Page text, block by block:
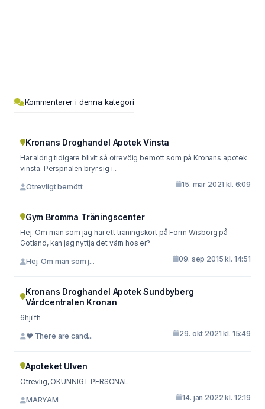
Kommentarer i denna kategori
Kronans Droghandel Apotek Vinsta
Har aldrig tidigare blivit så otrevöig bemött som på Kronans apotek
vinsta. Perspnalen bryr sig i...
Otrevligt bemött 15. mar 2021 kl. 6:09
Gym Bromma Träningscenter
Hej. Om man som jag har ett träningskort på Form Wisborg på
Gotland, kan jag nyttja det värn hos er?
Hej. Om man som j... 09. sep 2015 kl. 14:51
Kronans Droghandel Apotek Sundbyberg
Vårdcentralen Kronan
6hjilfh
❤️ There are cand... 29. okt 2021 kl. 15:49
Apoteket Ulven
Otrevlig, OKUNNIGT PERSONAL
MARYAM 14. jan 2022 kl. 12:19